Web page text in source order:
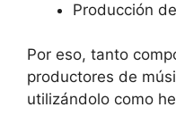
Producción
Por eso, tanto
productores de
utilizándolo como